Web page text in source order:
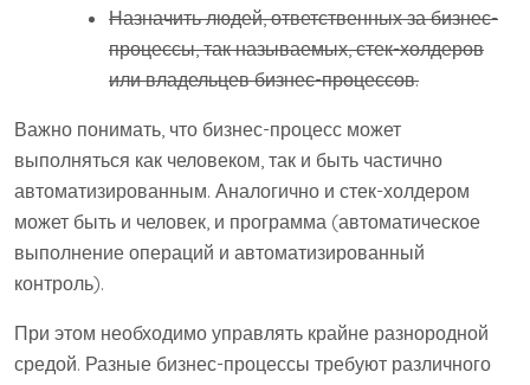
Назначить людей, ответственных за бизнес-
процессы, так называемых, стек-холдеров
или владельцев бизнес-процессов.
Важно понимать, что бизнес-процесс может
выполняться как человеком, так и быть частично
автоматизированным. Аналогично и стек-холдером
может быть и человек, и программа (автоматическое
выполнение операций и автоматизированный
контроль).
При этом необходимо управлять крайне разнородной
средой. Разные бизнес-процессы требуют различного